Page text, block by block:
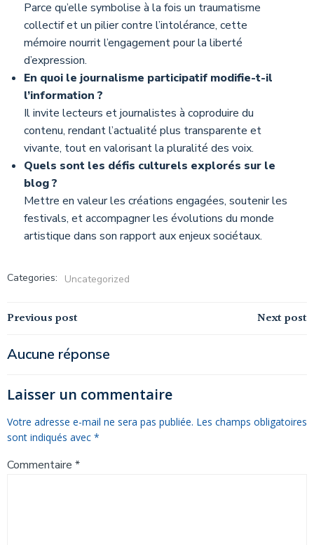
Parce qu’elle symbolise à la fois un traumatisme
collectif et un pilier contre l’intolérance, cette
mémoire nourrit l’engagement pour la liberté
d’expression.
En quoi le journalisme participatif modifie-t-il
l’information ?
Il invite lecteurs et journalistes à coproduire du
contenu, rendant l’actualité plus transparente et
vivante, tout en valorisant la pluralité des voix.
Quels sont les défis culturels explorés sur le
blog ?
Mettre en valeur les créations engagées, soutenir les
festivals, et accompagner les évolutions du monde
artistique dans son rapport aux enjeux sociétaux.
Categories: Uncategorized
Navigation
de
l’article
Previous post Navigation
l’article
Next post
Aucune réponse
Laisser un commentaire
Votre adresse e-mail ne sera pas publiée. Les champs obligatoires
sont indiqués avec *
Commentaire *